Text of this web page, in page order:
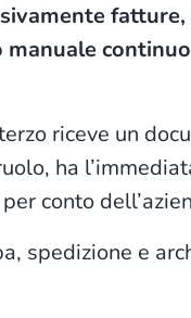
riceve un
ha
conto
spedizione e